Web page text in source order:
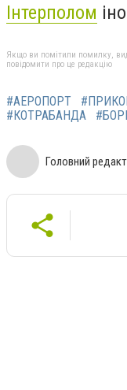
Інтерполом
Якщо ви помітили помилку,
повідомити про це редакцію
#АЕРОПОРТ
#КОТРАБАНДА
Головний